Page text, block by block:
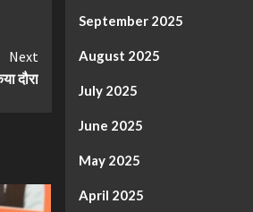
Next
दौरा
September 2025
August 2025
July 2025
June 2025
May 2025
April 2025